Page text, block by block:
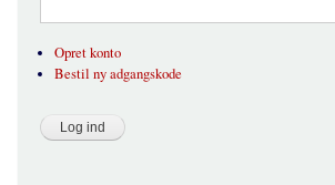
Opret konto
Bestil ny adgangskode